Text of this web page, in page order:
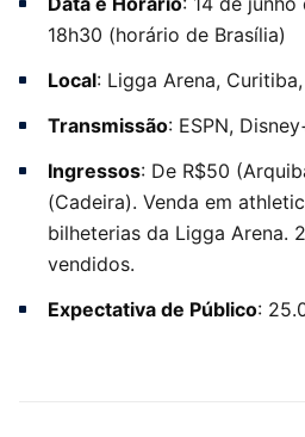
18h30 (horário de Brasília)
Local: Ligga Arena, Curitiba,
Transmissão: ESPN,
Ingressos: De R$50
(Cadeira). Venda em
bilheterias da Ligga Arena.
vendidos.
Expectativa de Público: